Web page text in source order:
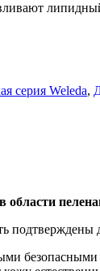
серия Weleda,
подтверждены
безопасными